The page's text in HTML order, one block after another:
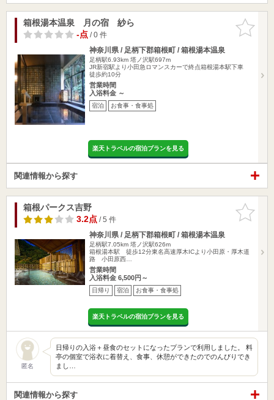
お気に入
りに追加
箱根湯本温泉 月の宿 紗ら
-点/ 0 件
神奈川県 / 足柄下郡箱根町 / 箱根湯本温泉
足柄駅6.93km 塔ノ沢駅697m
JR新宿駅より小田急ロマンスカーで終点箱根湯本駅下車
徒歩約10分
営業時間
入浴料金 ～
宿泊 お食事・食事処
楽天トラベルの宿泊プランを見る
関連情報から探す
お気に入
りに追加
箱根パークス吉野
3.2点/ 5 件
神奈川県 / 足柄下郡箱根町 / 箱根湯本温泉
足柄駅7.05km 塔ノ沢駅626m
箱根湯本駅 徒歩12分東名高速厚木ICより小田原・厚木道
路 小田原西…
営業時間
入浴料金 6,500円～
日帰り 宿泊 お食事・食事処
楽天トラベルの宿泊プランを見る
匿名
日帰りの入浴＋昼食のセットになったプランで利用しました。 料
亭の個室で浴衣に着替え、食事、休憩ができたのでのんびりでき
まし…
関連情報から探す